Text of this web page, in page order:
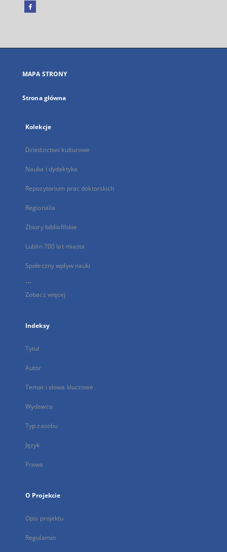
Facebook
się
karcie
MAPA STRONY
Strona główna
Kolekcje
Dziedzictwo kulturowe
Nauka i dydaktyka
Repozytorium prac doktorskich
Regionalia
Zbiory bibliofilskie
Lublin 700 lat miasta
Społeczny wpływ nauki
...
Zobacz więcej
Indeksy
Tytuł
Autor
Temat i słowa kluczowe
Wydawca
Typ zasobu
Język
Prawa
O Projekcie
Opis projektu
Regulamin